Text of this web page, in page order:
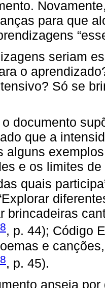
para que
seriam
o
Só se
documento
que a
alguns
e os limites
quais
brincadeiras
, p. 44); Código
e
, p. 45).
anseia